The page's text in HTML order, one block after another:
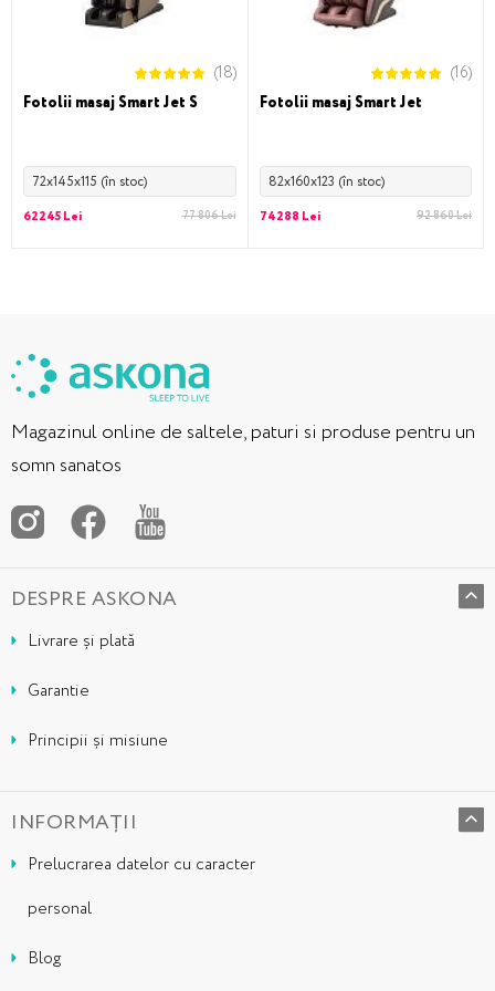
(18)
Fotolii masaj Smart Jet S
72x145x115 (în stoc)
62245 Lei 77 806 Lei
(16)
Fotolii masaj Smart Jet
82x160x123 (în stoc)
74288 Lei 92 860 Lei
Magazinul online de saltele, paturi si produse pentru un
somn sanatos
DESPRE ASKONA
Livrare și plată
Garantie
Principii și misiune
INFORMAȚII
Prelucrarea datelor cu caracter
personal
Blog